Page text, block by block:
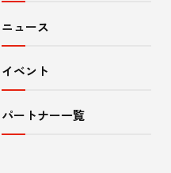
ニュース
イベント
パートナー一覧